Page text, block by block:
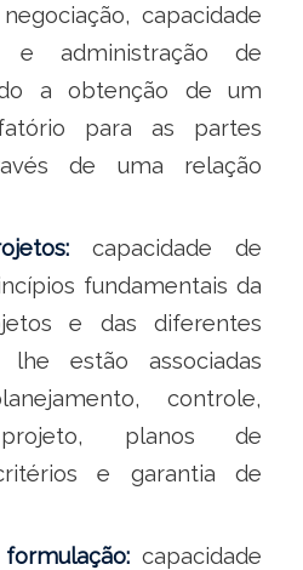
capacidade
e administração de
a obtenção de um
para as partes
de uma relação
capacidade de
fundamentais da
e das diferentes
lhe estão associadas
controle,
planos de
e garantia de
capacidade